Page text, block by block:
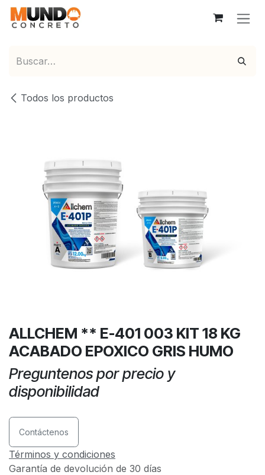
Ir al contenido
Todos los productos
ALLCHEM ** E-401 003 KIT 18 KG
ACABADO EPOXICO GRIS HUMO
Preguntenos por precio y
disponibilidad
Contáctenos
Términos y condiciones
Garantía de devolución de 30 días